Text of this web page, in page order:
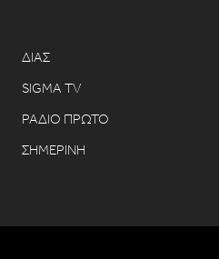
ΔΙΑΣ
SIGMA TV
ΡΑΔΙΟ ΠΡΩΤΟ
ΣΗΜΕΡΙΝΗ